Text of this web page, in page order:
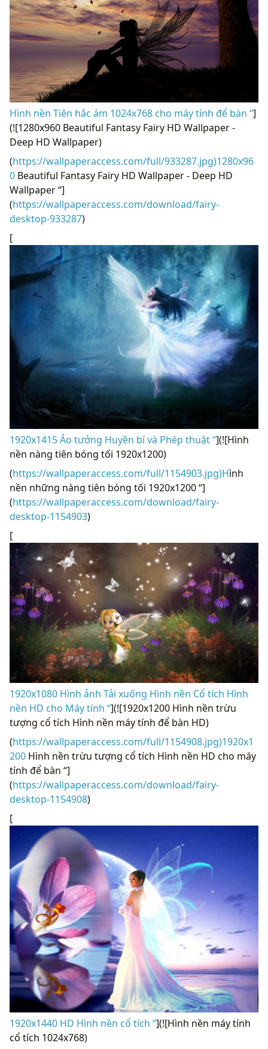
Hình nền Tiên hắc ám 1024x768 cho máy tính để bàn “]
(![1280x960 Beautiful Fantasy Fairy HD Wallpaper -
Deep HD Wallpaper)
(https://wallpaperaccess.com/full/933287.jpg)1280x96
0 Beautiful Fantasy Fairy HD Wallpaper - Deep HD
Wallpaper “]
(https://wallpaperaccess.com/download/fairy-
desktop-933287)
[
1920x1415 Ảo tưởng Huyền bí và Phép thuật “](![Hình
nền nàng tiên bóng tối 1920x1200)
(https://wallpaperaccess.com/full/1154903.jpg)Hình
nền những nàng tiên bóng tối 1920x1200 “]
(https://wallpaperaccess.com/download/fairy-
desktop-1154903)
[
1920x1080 Hình ảnh Tải xuống Hình nền Cổ tích Hình
nền HD cho Máy tính “](![1920x1200 Hình nền trừu
tượng cổ tích Hình nền máy tính để bàn HD)
(https://wallpaperaccess.com/full/1154908.jpg)1920x1
200 Hình nền trừu tượng cổ tích Hình nền HD cho máy
tính để bàn “]
(https://wallpaperaccess.com/download/fairy-
desktop-1154908)
[
1920x1440 HD Hình nền cổ tích “](![Hình nền máy tính
cổ tích 1024x768)